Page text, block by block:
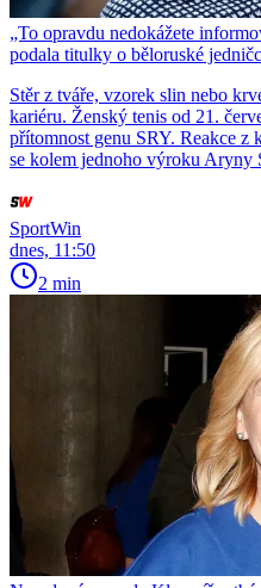
„To opravdu nedokážete
podala titulky o běloruské
Stěr z tváře, vzorek slin nebo
kariéru. Ženský tenis od 21.
přítomnost genu SRY. Reakce z
se kolem jednoho výroku Aryny
SportWin
dnes, 11:50
2 min